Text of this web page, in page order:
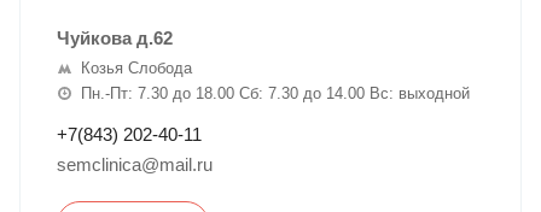
Чуйкова д.62
Козья Слобода
Пн.-Пт: 7.30 до 18.00 Сб: 7.30 до 14.00 Вс: выходной
+7(843) 202-40-11
semclinica@mail.ru